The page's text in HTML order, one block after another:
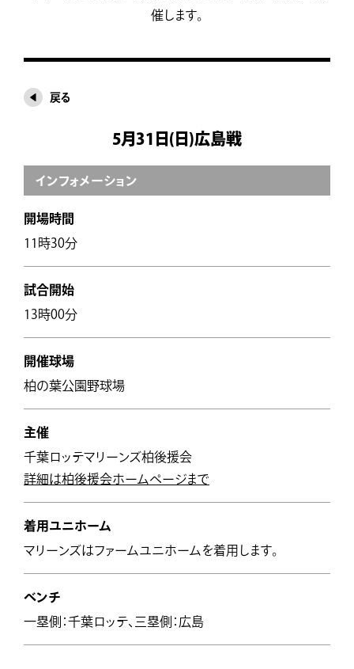
催します。
戻る
5月31日(日)広島戦
インフォメーション
開場時間
11時30分
試合開始
13時00分
開催球場
柏の葉公園野球場
主催
千葉ロッテマリーンズ柏後援会
詳細は柏後援会ホームページまで
着用ユニホーム
マリーンズはファームユニホームを着用します。
ベンチ
一塁側：千葉ロッテ、三塁側：広島